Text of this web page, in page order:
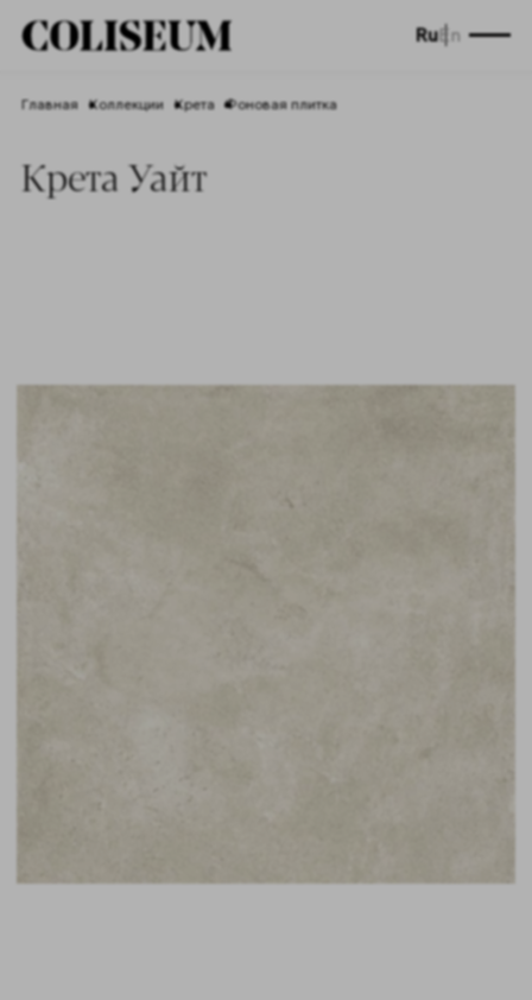
RuEn
Главная Коллекции Крета Фоновая плитка
Крета Уайт